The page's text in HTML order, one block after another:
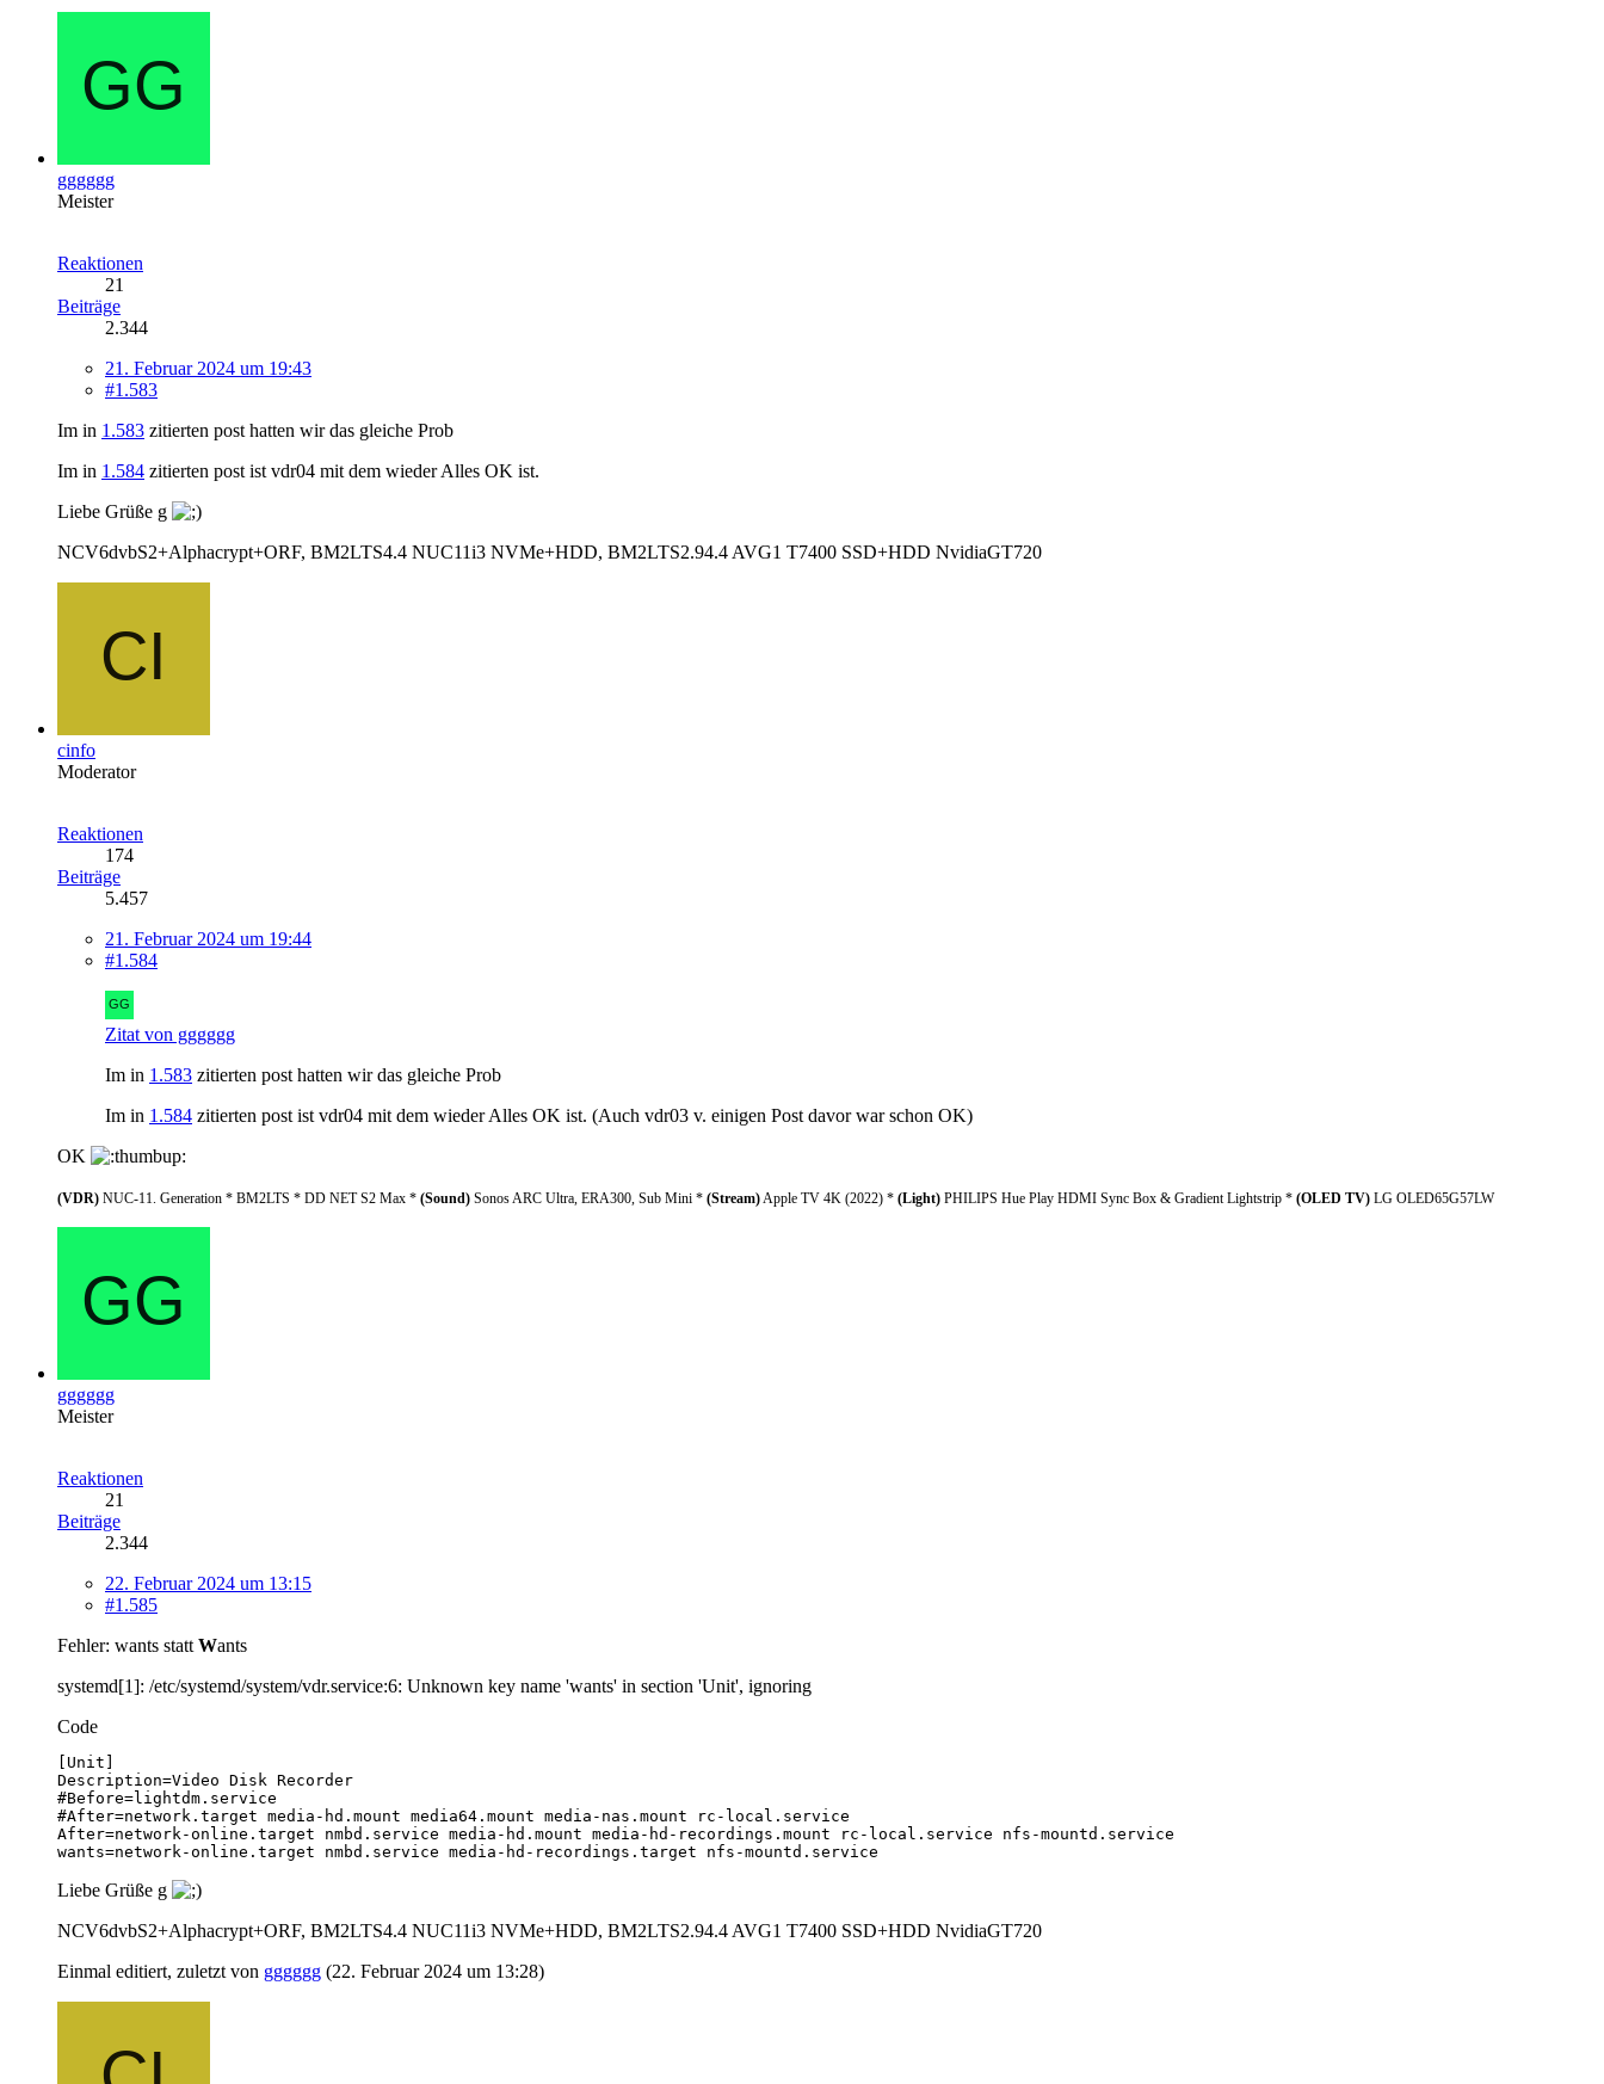
gggggg
Meister
Reaktionen
21
Beiträge
2.344
21. Februar 2024 um 19:43
#1.583
Im in 1.583 zitierten post hatten wir das gleiche Prob
Im in 1.584 zitierten post ist vdr04 mit dem wieder Alles OK ist.
Liebe Grüße g
NCV6dvbS2+Alphacrypt+ORF, BM2LTS4.4 NUC11i3 NVMe+HDD, BM2LTS2.94.4 AVG1 T7400 SSD+HDD NvidiaGT720
cinfo
Moderator
Reaktionen
174
Beiträge
5.457
21. Februar 2024 um 19:44
#1.584
Zitat von gggggg
Im in 1.583 zitierten post hatten wir das gleiche Prob
Im in 1.584 zitierten post ist vdr04 mit dem wieder Alles OK ist. (Auch vdr03 v. einigen Post davor war schon OK)
OK
(VDR) NUC-11. Generation * BM2LTS * DD NET S2 Max * (Sound) Sonos ARC Ultra, ERA300, Sub Mini * (Stream)Apple TV 4K (2022) * (Light) PHILIPS Hue Play HDMI Sync Box & Gradient Lightstrip * (OLED TV) LG OLED65G57LW
gggggg
Meister
Reaktionen
21
Beiträge
2.344
22. Februar 2024 um 13:15
#1.585
Fehler: wants statt Wants
systemd[1]: /etc/systemd/system/vdr.service:6: Unknown key name 'wants' in section 'Unit', ignoring
Code
wants=network-online.target nmbd.service media-hd-recordings.target nfs-mountd.service
Liebe Grüße g
NCV6dvbS2+Alphacrypt+ORF, BM2LTS4.4 NUC11i3 NVMe+HDD, BM2LTS2.94.4 AVG1 T7400 SSD+HDD NvidiaGT720
Einmal editiert, zuletzt von gggggg (22. Februar 2024 um 13:28)